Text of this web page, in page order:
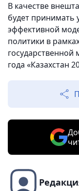
В качестве
будет принимать
эффективной
политики в
года «Казахстан